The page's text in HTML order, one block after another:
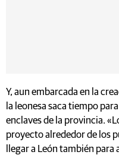
Y, aun embarcada en la
la leonesa saca tiempo
enclaves de la provincia.
proyecto alrededor de los
llegar a León también para